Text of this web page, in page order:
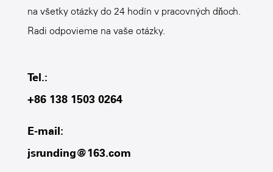
na všetky otázky do 24 hodín v pracovných dňoch.
Radi odpovieme na vaše otázky.
Tel.:
+86 138 1503 0264
E-mail:
jsrunding@163.com